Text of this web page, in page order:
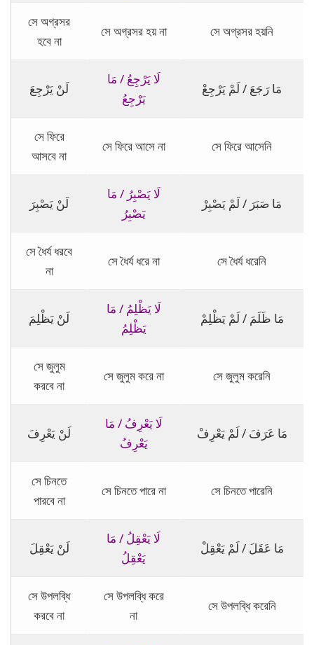
সে অগ্রসর
হবে না
সে অগ্রসর হয় না সে অগ্রসর হয়নি
لَنْ يَرْجِعَ
لَا يَرْجِعُ / مَا
يَرْجِعُ
مَا رَجَعَ / لَمْ يَرْجِعْ
সে ফিরে
আসবে না
সে ফিরে আসে না সে ফিরে আসেনি
لَنْ يَصْبِرَ
لَا يَصْبِرُ / مَا
يَصْبِرُ
مَا صَبَرَ / لَمْ يَصْبِرْ
সে ধৈর্য ধরবে
না
সে ধৈর্য ধরে না সে ধৈর্য ধরেনি
لَنْ يَظْلِمَ
لَا يَظْلِمُ / مَا
يَظْلِمُ
مَا ظَلَمَ / لَمْ يَظْلِمْ
সে জুলুম
করবে না
সে জুলুম করে না সে জুলুম করেনি
لَنْ يَعْرِفَ
لَا يَعْرِفُ / مَا
يَعْرِفُ
مَا عَرَفَ / لَمْ يَعْرِفْ
সে চিনতে
পারবে না
সে চিনতে পারে না সে চিনতে পারেনি
لَنْ يَعْقِلَ
لَا يَعْقِلُ / مَا
يَعْقِلُ
مَا عَقَلَ / لَمْ يَعْقِلْ
সে উপলব্ধি
করবে না
সে উপলব্ধি করে
না
সে উপলব্ধি করেনি